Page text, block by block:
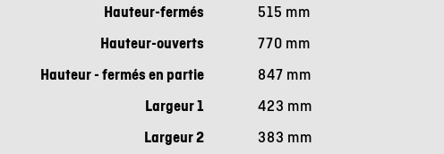
Hauteur-fermés
515 mm
Hauteur-ouverts
770 mm
Hauteur - fermés en partie
847 mm
Largeur 1
423 mm
Largeur 2
383 mm